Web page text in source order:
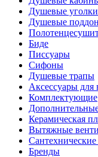
Душевые
Душевые
Биде
Писсуары
Сифоны
Душевые трапы
Аксессуары
Комплектующие
Керамическая
Вытяжные
Бренды